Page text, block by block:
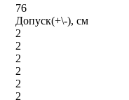
76
Допуск(+\-), см
2
2
2
2
2
2